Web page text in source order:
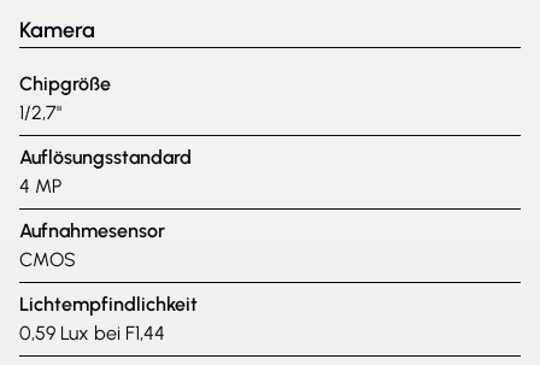
Kamera
Chipgröße
1/2,7"
Auflösungsstandard
4 MP
Aufnahmesensor
CMOS
Lichtempfindlichkeit
0,59 Lux bei F1,44